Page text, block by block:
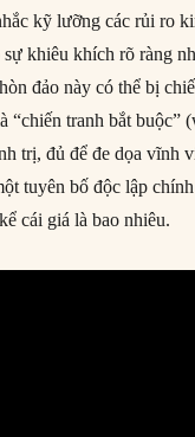
kỹ lưỡng các rủi ro
khiêu khích rõ ràng
đảo này có thể bị
tranh bắt buộc”
trị, đủ để đe dọa vĩnh
tuyên bố độc lập
cái giá là bao nhiêu.